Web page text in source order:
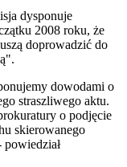
dysponuje
2008 roku, że
doprowadzić do
dowodami o
straszliwego aktu.
o podjęcie
skierowanego